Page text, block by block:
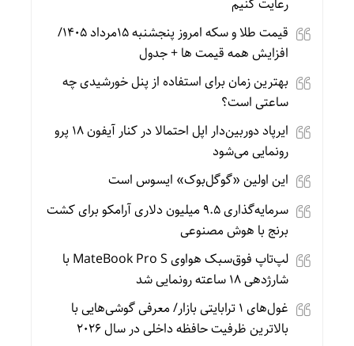
رعایت کنیم
قیمت طلا و سکه امروز پنجشنبه 15مرداد 1405/
افزایش همه قیمت ها + جدول
بهترین زمان برای استفاده از پنل خورشیدی چه
ساعتی است؟
ایرپاد دوربین‌دار اپل احتمالا در کنار آیفون ۱۸ پرو
رونمایی می‌شود
این اولین «گوگل‌بوک» ایسوس است
سرمایه‌گذاری ۹.۵ میلیون دلاری آرامکو برای کشت
برنج با هوش مصنوعی
لپ‌تاپ فوق‌سبک هواوی MateBook Pro S با
شارژدهی ۱۸ ساعته رونمایی شد
غول‌های ۱ ترابایتی بازار/ معرفی گوشی‌هایی با
بالاترین ظرفیت حافظه داخلی در سال ۲۰۲۶